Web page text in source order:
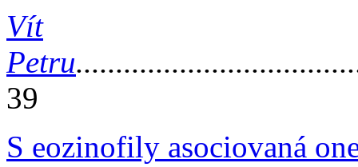
Vít
Petru
39
S eozinofily asociovaná